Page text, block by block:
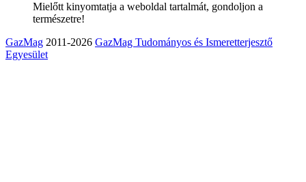
Mielőtt kinyomtatja a weboldal tartalmát, gondoljon a
természetre!
GazMag 2011-2026 GazMag Tudományos és Ismeretterjesztő
Egyesület